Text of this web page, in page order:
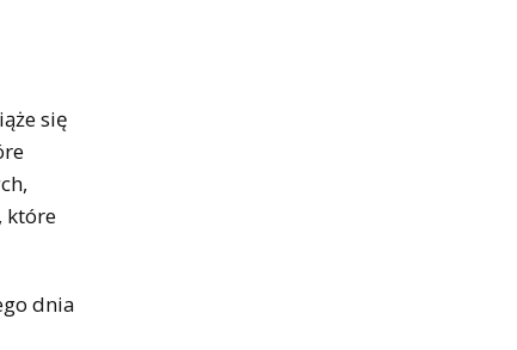
się
które
dnia